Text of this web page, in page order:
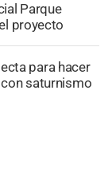
Parque
proyecto
para hacer
saturnismo